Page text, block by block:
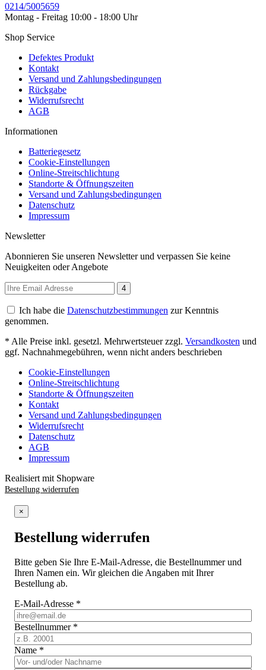
0214/5005659
Montag - Freitag 10:00 - 18:00 Uhr
Shop Service
Defektes Produkt
Kontakt
Versand und Zahlungsbedingungen
Rückgabe
Widerrufsrecht
AGB
Informationen
Batteriegesetz
Cookie-Einstellungen
Online-Streitschlichtung
Standorte & Öffnungszeiten
Versand und Zahlungsbedingungen
Datenschutz
Impressum
Newsletter
Abonnieren Sie unseren Newsletter und verpassen Sie keine
Neuigkeiten oder Angebote
4
Ich habe die Datenschutzbestimmungen zur Kenntnis
genommen.
* Alle Preise inkl. gesetzl. Mehrwertsteuer zzgl. Versandkosten und
ggf. Nachnahmegebühren, wenn nicht anders beschrieben
Cookie-Einstellungen
Online-Streitschlichtung
Standorte & Öffnungszeiten
Kontakt
Versand und Zahlungsbedingungen
Widerrufsrecht
Datenschutz
AGB
Impressum
Realisiert mit Shopware
Bestellung widerrufen
×
Bestellung widerrufen
Bitte geben Sie Ihre E-Mail-Adresse, die Bestellnummer und
Ihren Namen ein. Wir gleichen die Angaben mit Ihrer
Bestellung ab.
E-Mail-Adresse *
Bestellnummer *
Name *